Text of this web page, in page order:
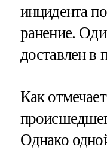
инцидента
ранение.
доставлен в
Как отмечает
Однако